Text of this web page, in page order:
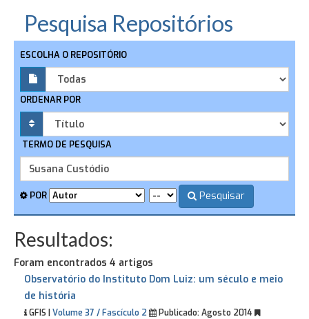
Pesquisa Repositórios
ESCOLHA O REPOSITÓRIO
ORDENAR POR
TERMO DE PESQUISA
POR Pesquisar
Resultados:
Foram encontrados 4 artigos
Observatório do Instituto Dom Luiz: um século e meio
de história
GFIS | Volume 37 / Fascículo 2 Publicado:Agosto 2014